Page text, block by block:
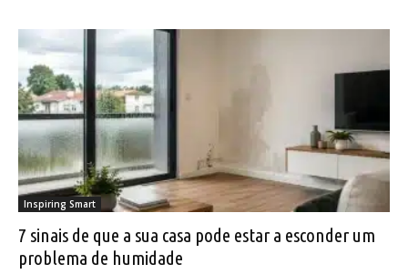
Inspiring Smart
7 sinais de que a sua casa pode estar a esconder um
problema de humidade